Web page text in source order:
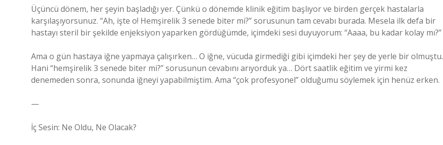
Üçüncü dönem, her şeyin başladığı yer. Çünkü o dönemde klinik eğitim başlıyor ve birden gerçek hastalarla
karşılaşıyorsunuz. “Ah, işte o! Hemşirelik 3 senede biter mi?” sorusunun tam cevabı burada. Mesela ilk defa bir
hastayı steril bir şekilde enjeksiyon yaparken gördüğümde, içimdeki sesi duyuyorum: “Aaaa, bu kadar kolay mı?”
Ama o gün hastaya iğne yapmaya çalışırken… O iğne, vücuda girmediği gibi içimdeki her şey de yerle bir olmuştu.
Hani “hemşirelik 3 senede biter mi?” sorusunun cevabını arıyorduk ya… Dört saatlik eğitim ve yirmi kez
denemeden sonra, sonunda iğneyi yapabilmiştim. Ama “çok profesyonel” olduğumu söylemek için henüz erken.
—
İç Sesin: Ne Oldu, Ne Olacak?